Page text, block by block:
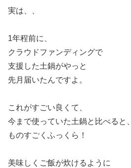
実は、、
1年程前に、
クラウドファンディングで
支援した土鍋がやっと
先月届いたんですよ。
これがすごい良くて、
今まで使っていた土鍋と比べると、
ものすごくふっくら！
美味しくご飯が炊けるように